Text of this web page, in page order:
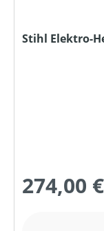
Stihl Elektro-
274,00